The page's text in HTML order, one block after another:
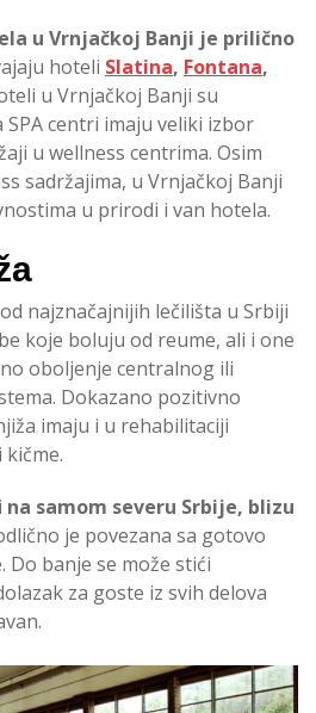
u Vrnjačkoj Banji je prilično
hoteli Slatina, Fontana,
u Vrnjačkoj Banji su
centri imaju veliki izbor
u wellness centrima. Osim
sadržajima, u Vrnjačkoj Banji
u prirodi i van hotela.
najznačajnijih lečilišta u Srbiji
koje boluju od reume, ali i one
oboljenje centralnog ili
Dokazano pozitivno
imaju i u rehabilitaciji
na samom severu Srbije, blizu
je povezana sa gotovo
Do banje se može stići
za goste iz svih delova